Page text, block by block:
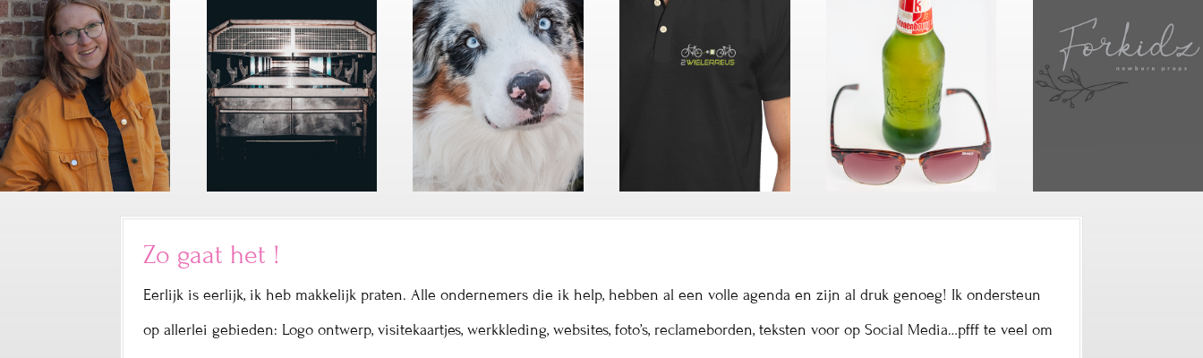
Zo gaat het !
Eerlijk is eerlijk, ik heb makkelijk praten. Alle ondernemers die ik help, hebben al een volle agenda en zijn al druk genoeg! Ik ondersteun
op allerlei gebieden: Logo ontwerp, visitekaartjes, werkkleding, websites, foto’s, reclameborden, teksten voor op Social Media…pfff te veel om